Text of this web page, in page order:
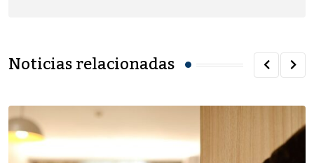
Noticias relacionadas